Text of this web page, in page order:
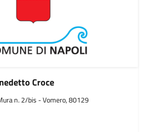
Croce
n. 2/bis - Vomero, 80129